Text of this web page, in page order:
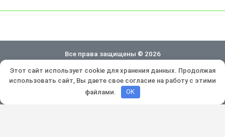
Все права защищены © 2026
Политика конфиденциальности
Разработка и продвижение:
Этот сайт использует cookie для хранения данных. Продолжая
использовать сайт, Вы даете свое согласие на работу с этими
файлами.
OK